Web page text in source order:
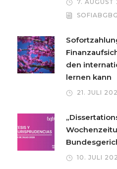
7. AUGUST
SOFIABGBG
den
lernen kann
21. JULI
10. JULI